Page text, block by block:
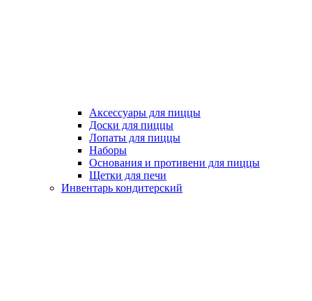
Аксессуары для пиццы
Доски для пиццы
Лопаты для пиццы
Наборы
Основания и противени для пиццы
Щетки для печи
Инвентарь кондитерский